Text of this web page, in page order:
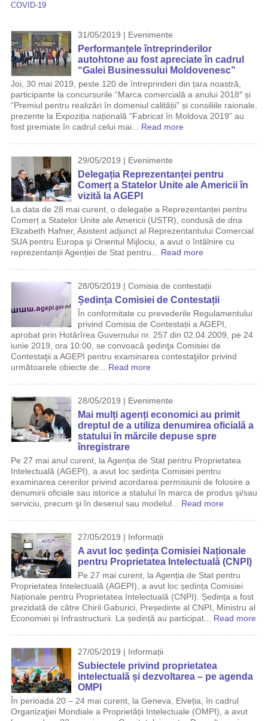
COVID-19
31/05/2019 | Evenimente
Performanțele întreprinderilor
autohtone au fost apreciate în cadrul
“Galei Businessului Moldovenesc”
Joi, 30 mai 2019, peste 120 de întreprinderi din țara noastră,
participante la concursurile “Marca comercială a anului 2018″ și
“Premiul pentru realizări în domeniul calității” și consiliile raionale,
prezente la Expoziția națională “Fabricat în Moldova 2019” au
fost premiate în cadrul celui mai... Read more
29/05/2019 | Evenimente
Delegația Reprezentanței pentru
Comerț a Statelor Unite ale Americii în
vizită la AGEPI
La data de 28 mai curent, o delegație a Reprezentanței pentru
Comerț a Statelor Unite ale Americii (USTR), condusă de dna
Elizabeth Hafner, Asistent adjunct al Reprezentantului Comercial
SUA pentru Europa şi Orientul Mijlociu, a avut o întâlnire cu
reprezentanții Agenției de Stat pentru... Read more
28/05/2019 | Comisia de contestații
Ședința Comisiei de Contestații
În conformitate cu prevederile Regulamentului
privind Comisia de Contestații a AGEPI,
aprobat prin Hotărîrea Guvernului nr. 257 din 02.04.2009, pe 24
iunie 2019, ora 10:00, se convoacă şedinţa Comisiei de
Contestaţii a AGEPI pentru examinarea contestaţiilor privind
următoarele obiecte de... Read more
28/05/2019 | Evenimente
Mai mulți agenți economici au primit
dreptul de a utiliza denumirea oficială a
statului în mărcile depuse spre
înregistrare
Pe 27 mai anul curent, la Agenția de Stat pentru Proprietatea
Intelectuală (AGEPI), a avut loc ședința Comisiei pentru
examinarea cererilor privind acordarea permisiunii de folosire a
denumirii oficiale sau istorice a statului în marca de produs şi/sau
serviciu, precum şi în desenul sau modelul... Read more
27/05/2019 | Informații
A avut loc ședința Comisiei Naționale
pentru Proprietatea Intelectuală (CNPI)
Pe 27 mai curent, la Agenția de Stat pentru
Proprietatea Intelectuală (AGEPI), a avut loc ședința Comisiei
Naționale pentru Proprietatea Intelectuală (CNPI). Ședința a fost
prezidată de către Chiril Gaburici, Președinte al CNPI, Ministru al
Economiei și Infrastructurii. La ședință au participat... Read more
27/05/2019 | Informații
Subiectele privind proprietatea
intelectuală și dezvoltarea – pe agenda
OMPI
În perioada 20 – 24 mai curent, la Geneva, Elveția, în cadrul
Organizaţiei Mondiale a Proprietății Intelectuale (OMPI), a avut